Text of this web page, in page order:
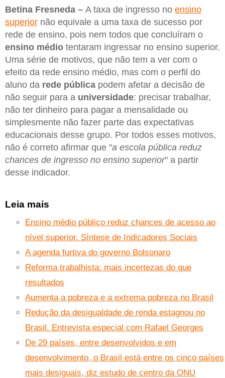
Betina Fresneda – A taxa de ingresso no ensino
superior não equivale a uma taxa de sucesso por
rede de ensino, pois nem todos que concluíram o
ensino médio tentaram ingressar no ensino superior.
Uma série de motivos, que não tem a ver com o
efeito da rede ensino médio, mas com o perfil do
aluno da rede pública podem afetar a decisão de
não seguir para a universidade: precisar trabalhar,
não ter dinheiro para pagar a mensalidade ou
simplesmente não fazer parte das expectativas
educacionais desse grupo. Por todos esses motivos,
não é correto afirmar que "a escola pública reduz
chances de ingresso no ensino superior" a partir
desse indicador.
Leia mais
Ensino médio público reduz chances de acesso ao
nível superior. Síntese de Indicadores Sociais
A agenda furtiva do governo Bolsonaro
Reforma trabalhista: mais incertezas do que
resultados
Aumenta a pobreza e a extrema pobreza no Brasil
Redução da desigualdade de renda estagnou no
Brasil. Entrevista especial com Rafael Georges
De 29 países, entre desenvolvidos e em
desenvolvimento, o Brasil está entre os cinco países
mais desiguais, diz estudo de centro da ONU